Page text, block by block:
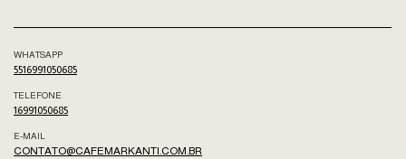
WHATSAPP
5516991050685
TELEFONE
16991050685
E-MAIL
CONTATO@CAFEMARKANTI.COM.BR